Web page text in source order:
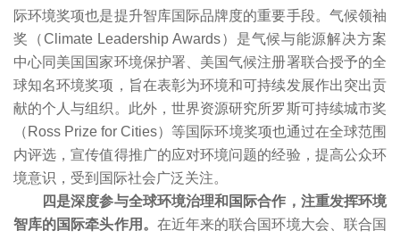
际环境奖项也是提升智库国际品牌度的重要手段。气候领袖
奖（Climate Leadership Awards）是气候与能源解决方案
中心同美国国家环境保护署、美国气候注册署联合授予的全
球知名环境奖项，旨在表彰为环境和可持续发展作出突出贡
献的个人与组织。此外，世界资源研究所罗斯可持续城市奖
（Ross Prize for Cities）等国际环境奖项也通过在全球范围
内评选，宣传值得推广的应对环境问题的经验，提高公众环
境意识，受到国际社会广泛关注。
四是深度参与全球环境治理和国际合作，注重发挥环境
智库的国际牵头作用。 在近年来的联合国环境大会、联合国